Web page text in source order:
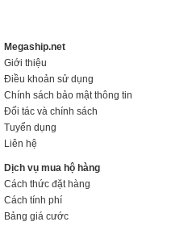
Megaship.net
Giới thiệu
Điều khoản sử dụng
Chính sách bảo mật thông tin
Đối tác và chính sách
Tuyển dụng
Liên hệ
Dịch vụ mua hộ hàng
Cách thức đặt hàng
Cách tính phí
Bảng giá cước